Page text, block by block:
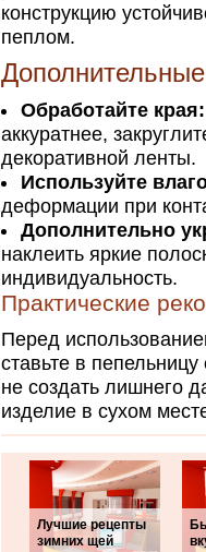
конструкцию
пеплом.
Обработайте края:
аккуратнее,
декоративной ленты.
Используйте
деформации при
Дополнительно
наклеить яркие
индивидуальность.
Практические
Перед
ставьте в
не создать лишнего
изделие в сухом
Лучшие рецепты
зимних щей